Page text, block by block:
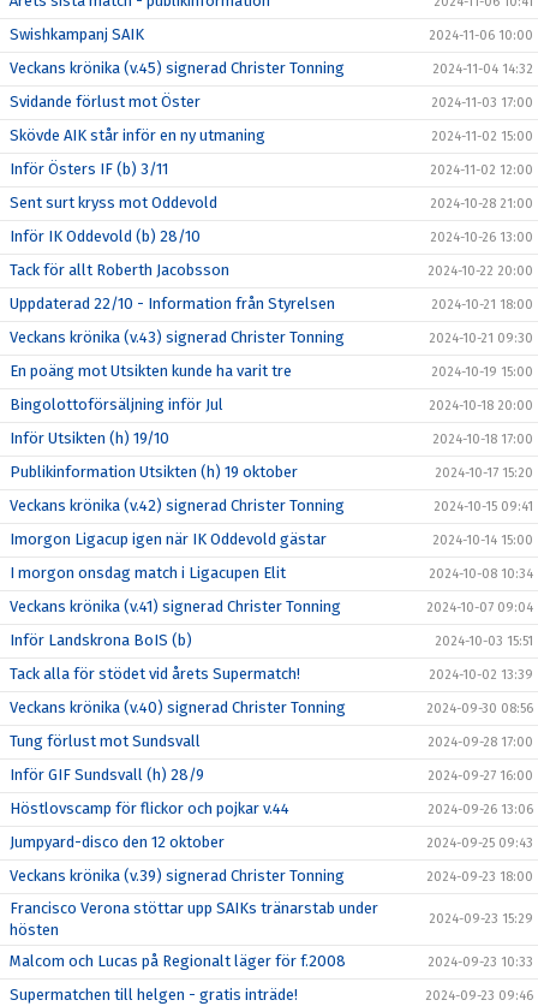
Swishkampanj SAIK 2024-11-06 10:00
Veckans krönika (v.45) signerad Christer Tonning 2024-11-04 14:32
Svidande förlust mot Öster 2024-11-03 17:00
Skövde AIK står inför en ny utmaning 2024-11-02 15:00
Inför Östers IF (b) 3/11 2024-11-02 12:00
Sent surt kryss mot Oddevold 2024-10-28 21:00
Inför IK Oddevold (b) 28/10 2024-10-26 13:00
Tack för allt Roberth Jacobsson 2024-10-22 20:00
Uppdaterad 22/10 - Information från Styrelsen 2024-10-21 18:00
Veckans krönika (v.43) signerad Christer Tonning 2024-10-21 09:30
En poäng mot Utsikten kunde ha varit tre 2024-10-19 15:00
Bingolottoförsäljning inför Jul 2024-10-18 20:00
Inför Utsikten (h) 19/10 2024-10-18 17:00
Publikinformation Utsikten (h) 19 oktober 2024-10-17 15:20
Veckans krönika (v.42) signerad Christer Tonning 2024-10-15 09:41
Imorgon Ligacup igen när IK Oddevold gästar 2024-10-14 15:00
I morgon onsdag match i Ligacupen Elit 2024-10-08 10:34
Veckans krönika (v.41) signerad Christer Tonning 2024-10-07 09:04
Inför Landskrona BoIS (b) 2024-10-03 15:51
Tack alla för stödet vid årets Supermatch! 2024-10-02 13:39
Veckans krönika (v.40) signerad Christer Tonning 2024-09-30 08:56
Tung förlust mot Sundsvall 2024-09-28 17:00
Inför GIF Sundsvall (h) 28/9 2024-09-27 16:00
Höstlovscamp för flickor och pojkar v.44 2024-09-26 13:06
Jumpyard-disco den 12 oktober 2024-09-25 09:43
Veckans krönika (v.39) signerad Christer Tonning 2024-09-23 18:00
Francisco Verona stöttar upp SAIKs tränarstab under
hösten
2024-09-23 15:29
Malcom och Lucas på Regionalt läger för f.2008 2024-09-23 10:33
Supermatchen till helgen - gratis inträde! 2024-09-23 09:46